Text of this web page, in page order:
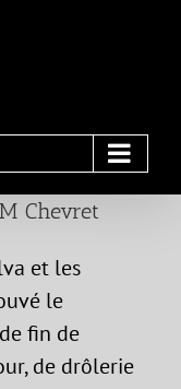
Chevret
et les
le
fin de
de drôlerie